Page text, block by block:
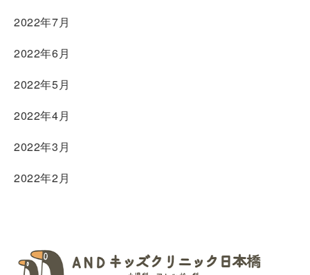
2022年7月
2022年6月
2022年5月
2022年4月
2022年3月
2022年2月